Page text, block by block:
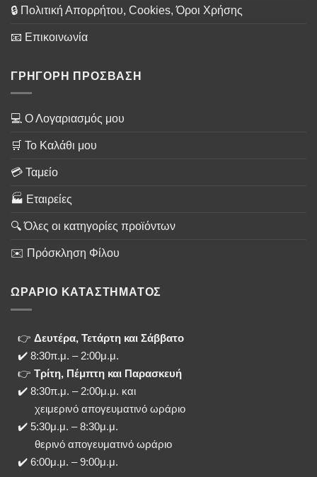
🔒 Πολιτική Απορρήτου, Cookies, Όροι Χρήσης
📧 Επικοινωνία
ΓΡΗΓΟΡΗ ΠΡΟΣΒΑΣΗ
💻 Ο Λογαριασμός μου
🛒 Το Καλάθι μου
💳 Ταμείο
🏭 Εταιρείες
🔍 Όλες οι κατηγορίες προϊόντων
✉️ Πρόσκληση Φίλου
ΩΡΑΡΙΟ ΚΑΤΑΣΤΗΜΑΤΟΣ
👉 Δευτέρα, Τετάρτη και Σάββατο
✔️ 8:30π.μ. – 2:00μ.μ.
👉 Τρίτη, Πέμπτη και Παρασκευή
✔️ 8:30π.μ. – 2:00μ.μ. και
χειμερινό απογευματινό ωράριο
✔️ 5:30μ.μ. – 8:30μ.μ.
θερινό απογευματινό ωράριο
✔️ 6:00μ.μ. – 9:00μ.μ.